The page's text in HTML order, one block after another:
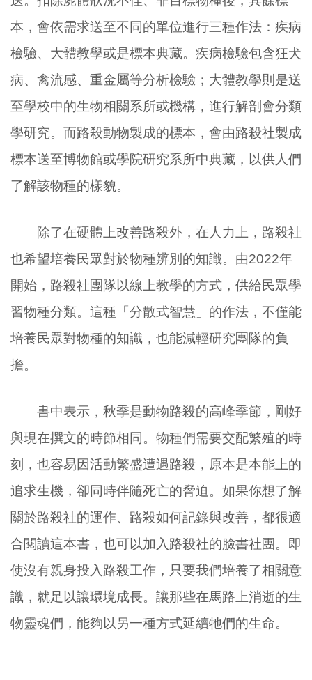
本，會依需求送至不同的單位進行三種作法：疾病
檢驗、大體教學或是標本典藏。疾病檢驗包含狂犬
病、禽流感、重金屬等分析檢驗；大體教學則是送
至學校中的生物相關系所或機構，進行解剖會分類
學研究。而路殺動物製成的標本，會由路殺社製成
標本送至博物館或學院研究系所中典藏，以供人們
了解該物種的樣貌。
除了在硬體上改善路殺外，在人力上，路殺社
也希望培養民眾對於物種辨別的知識。由2022年
開始，路殺社團隊以線上教學的方式，供給民眾學
習物種分類。這種「分散式智慧」的作法，不僅能
培養民眾對物種的知識，也能減輕研究團隊的負
擔。
書中表示，秋季是動物路殺的高峰季節，剛好
與現在撰文的時節相同。物種們需要交配繁殖的時
刻，也容易因活動繁盛遭遇路殺，原本是本能上的
追求生機，卻同時伴隨死亡的脅迫。如果你想了解
關於路殺社的運作、路殺如何記錄與改善，都很適
合閱讀這本書，也可以加入路殺社的臉書社團。即
使沒有親身投入路殺工作，只要我們培養了相關意
識，就足以讓環境成長。讓那些在馬路上消逝的生
物靈魂們，能夠以另一種方式延續牠們的生命。